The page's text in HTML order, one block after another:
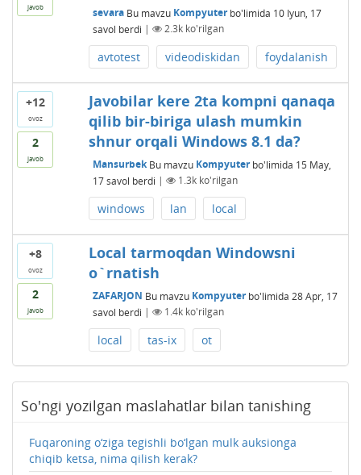
javob sevara Bu mavzu Kompyuterbo'limida 10 Iyun, 17
savol berdi | 2.3kko'rilgan
avtotest videodiskidan foydalanish
+12
ovoz
2
javob
Javobilar kere 2ta kompni qanaqa
qilib bir-biriga ulash mumkin
shnur orqali Windows 8.1 da?
Mansurbek Bu mavzu Kompyuterbo'limida 15 May,
17 savol berdi | 1.3kko'rilgan
windows lan local
+8
ovoz
2
javob
Local tarmoqdan Windowsni
o`rnatish
ZAFARJON Bu mavzu Kompyuterbo'limida 28 Apr, 17
savol berdi | 1.4kko'rilgan
local tas-ix ot
So'ngi yozilgan maslahatlar bilan tanishing
Fuqaroning o‘ziga tegishli bo‘lgan mulk auksionga
chiqib ketsa, nima qilish kerak?